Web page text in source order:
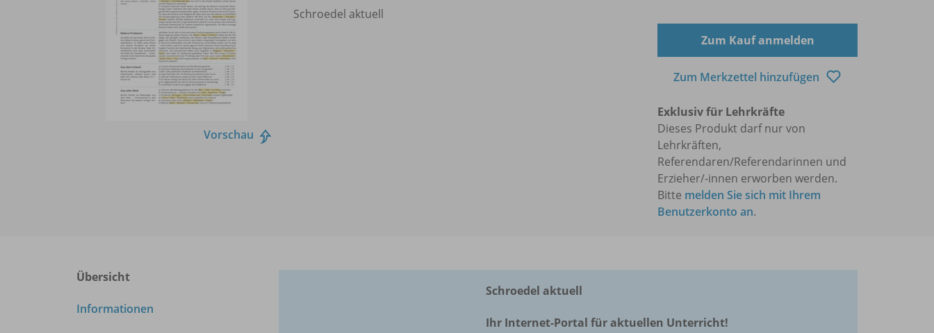
Vorschau
Schroedel aktuell
Zum Kauf anmelden
Zum Merkzettel hinzufügen
Exklusiv für Lehrkräfte
Dieses Produkt darf nur von
Lehrkräften,
Referendaren/Referendarinnen und
Erzieher/-innen erworben werden.
Bitte melden Sie sich mit Ihrem
Benutzerkonto an.
Übersicht
Informationen
Schroedel aktuell
Ihr Internet-Portal für aktuellen Unterricht!